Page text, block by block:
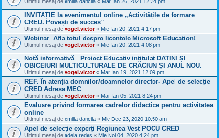
Ultimul mesaj de emilia dancila « Mar Ian 26, 2021 12:34 pm
INVITAȚIE la evenimentul online „Activitățile de formare
CRED. Povești de succes”
Ultimul mesaj de vogel.victor« Mie Ian 20, 2021 4:17 pm
Webinar- Afla totul despre licentele Microsoft Education!
Ultimul mesaj de vogel.victor« Mie Ian 20, 2021 4:08 pm
Notă informativă - Proiect Educativ intitulat DATINI ȘI
OBICEIURI MULTICULTURALE DE CRĂCIUN ȘI ANUL NOU.
Ultimul mesaj de vogel.victor« Mar Ian 19, 2021 12:09 pm
REF. În atenția domnilor/doamnelor director- Apel de selecție
CRED Adresa MEC
Ultimul mesaj de vogel.victor« Mar Ian 05, 2021 8:24 pm
Evaluare privind formarea cadrelor didactice pentru activitatea
online
Ultimul mesaj de emilia dancila « Mie Dec 23, 2020 10:50 am
Apel de selecție experți Regiunea Vest POCU CRED
Ultimul mesaj de adela redes « Mie Noi 04, 2020 4:24 pm